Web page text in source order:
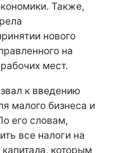
Также,
нового
на
мест.
к введению
малого бизнеса и
его словам,
все налоги на
которым